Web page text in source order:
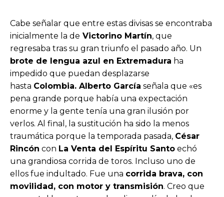
Cabe señalar que entre estas divisas se encontraba
inicialmente la de Victorino Martín, que
regresaba tras su gran triunfo el pasado año. Un
brote de lengua azul en Extremadura ha
impedido que puedan desplazarse
hasta Colombia. Alberto García señala que «es
pena grande porque había una expectación
enorme y la gente tenía una gran ilusión por
verlos. Al final, la sustitución ha sido la menos
traumática porque la temporada pasada, César
Rincón con La Venta del Espíritu Santo echó
una grandiosa corrida de toros. Incluso uno de
ellos fue indultado. Fue una corrida brava, con
movilidad, con motor y transmisión. Creo que